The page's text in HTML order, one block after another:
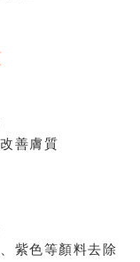
善膚質
紫色等顏料去除